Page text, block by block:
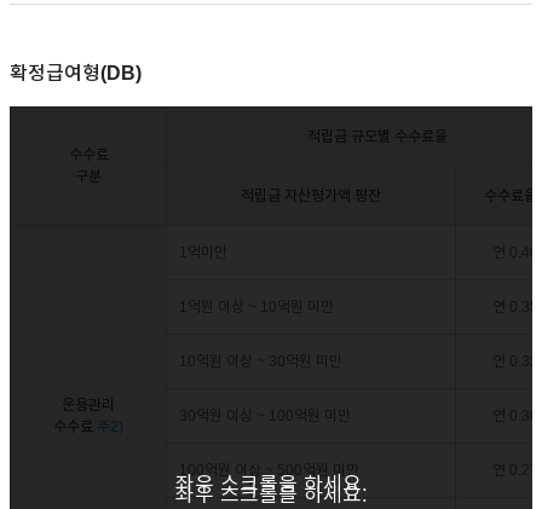
확정급여형(DB)
수수료
구분
적립금 규모별 수수료율
적립금 자산평가액 평잔 수수료율
운용관리
수수료 주2)
1억미만 연
1억원 이상 ~ 10억원 미만 연
10억원 이상 ~ 30억원 미만 연
30억원 이상 ~ 100억원 미만 연
100억원 이상 ~ 500억원 미만 연
좌우 스크롤을 하세요.
좌우 스크롤을 하세요.